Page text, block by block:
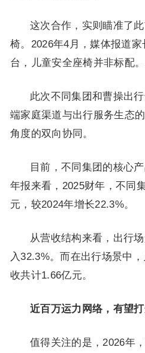
这次合作，实则瞄准了
椅。2026年4月，媒体报道
台，儿童安全座椅并非标配
此次不同集团和曹操出
端家庭渠道与出行服务生态
角度的双向协同。
目前，不同集团的核心
年报来看，2025财年，不同
元，较2024年增长22.3%。
从营收结构来看，出行
入32.3%。而在出行场景中
收共计1.66亿元。
近百万运力网络，有望
值得关注的是，2026年